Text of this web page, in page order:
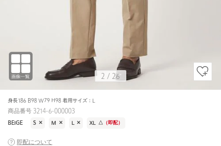
身長186 B98 W79 H98 着用サイズ：L
2 / 26
商品番号 3214-6-000003
BEIGE S ✕ M ✕ L ✕ XL △ （即配）
即配について